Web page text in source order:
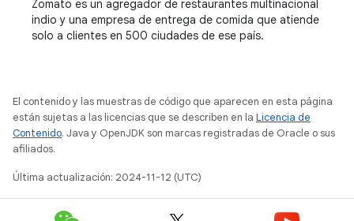
Zomato es un agregador de restaurantes multinacional
indio y una empresa de entrega de comida que atiende
solo a clientes en 500 ciudades de ese país.
El contenido y las muestras de código que aparecen en esta página
están sujetas a las licencias que se describen en la Licencia de
Contenido. Java y OpenJDK son marcas registradas de Oracle o sus
afiliados.
Última actualización: 2024-11-12 (UTC)